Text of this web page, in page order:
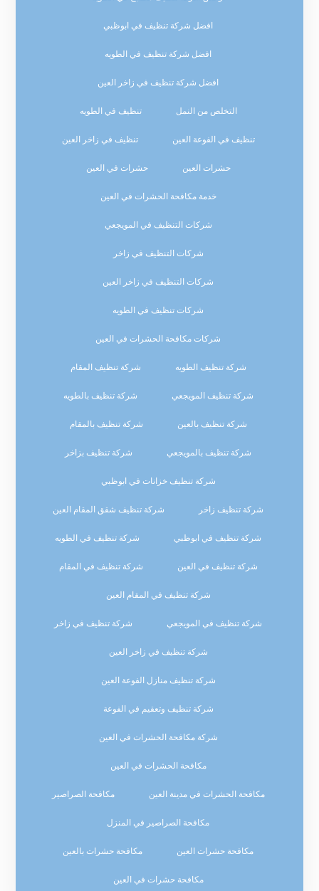
افضل شركة تنظيف في ابوظبي
افضل شركة تنظيف في الطويه
افضل شركة تنظيف في زاخر العين
التخلص من النمل تنظيف في الطويه
تنظيف في الفوعة العين تنظيف في زاخر العين
حشرات العين حشرات في العين
خدمة مكافحة الحشرات في العين
شركات التنظيف في المويجعي
شركات التنظيف في زاخر
شركات التنظيف في زاخر العين
شركات تنظيف في الطويه
شركات مكافحة الحشرات في العين
شركة تنظيف الطويه شركة تنظيف المقام
شركة تنظيف المويجعي شركة تنظيف بالطويه
شركة تنظيف بالعين شركة تنظيف بالمقام
شركة تنظيف بالمويجعي شركة تنظيف بزاخر
شركة تنظيف خزانات في ابوظبي
شركة تنظيف زاخر شركة تنظيف شقق المقام العين
شركة تنظيف في ابوظبي شركة تنظيف في الطويه
شركة تنظيف في العين شركة تنظيف في المقام
شركة تنظيف في المقام العين
شركة تنظيف في المويجعي شركة تنظيف في زاخر
شركة تنظيف في زاخر العين
شركة تنظيف منازل الفوعة العين
شركة تنظيف وتعقيم في الفوعة
شركة مكافحة الحشرات في العين
مكافحة الحشرات في العين
مكافحة الحشرات في مدينة العين مكافحة الصراصير
مكافحة الصراصير في المنزل
مكافحة حشرات العين مكافحة حشرات بالعين
مكافحة حشرات في العين